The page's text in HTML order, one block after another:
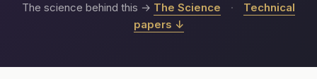
The science behind this → The Science ·
Technical
papers ↓